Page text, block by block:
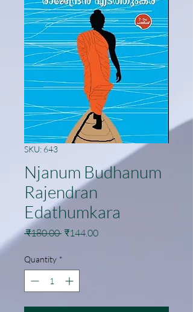
SKU: 643
Njanum Budhanum
Rajendran
Edathumkara
₹180.00 Regular
₹144.00Sale
Quantity *